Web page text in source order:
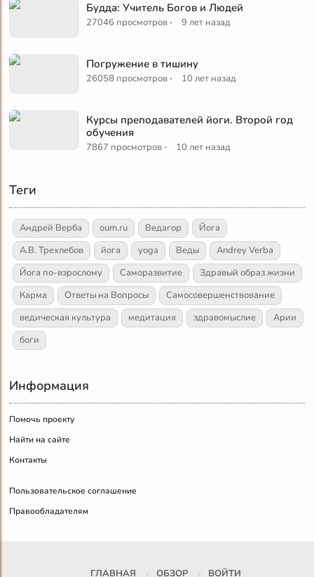
Будда: Учитель Богов и Людей
27046 просмотров · 9 лет назад
Погружение в тишину
26058 просмотров · 10 лет назад
Курсы преподавателей йоги. Второй год
обучения
7867 просмотров · 10 лет назад
Теги
Андрей Верба oum.ru Ведагор
Йога
А.В. Трехлебов
йога yoga Веды
Andrey Verba
Йога по-взрослому
Саморазвитие
Здравый образ жизни
Карма
Ответы на Вопросы
Самосовершенствование
ведическая культура
медитация здравомыслие
Арии
боги
Информация
Помочь проекту
Найти на сайте
Контакты
Пользовательское соглашение
Правообладателям
ГЛАВНАЯ ОБЗОР ВОЙТИ